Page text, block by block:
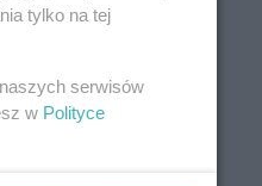
tylko na tej
serwisów
w Polityce